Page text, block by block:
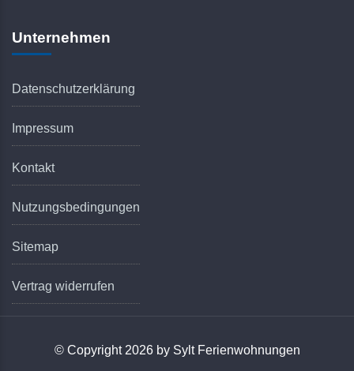
Unternehmen
Datenschutzerklärung
Impressum
Kontakt
Nutzungsbedingungen
Sitemap
Vertrag widerrufen
© Copyright 2026 by Sylt Ferienwohnungen